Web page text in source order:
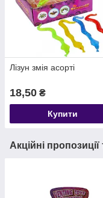
Лізун змія асорті
18,50 ₴
Купити
Акційні